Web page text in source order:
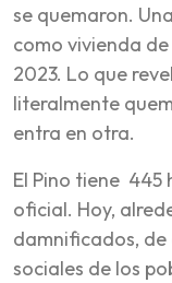
se quemaron.
como vivienda
2023. Lo que
literalmente
entra en otra.
El Pino tiene 445
oficial. Hoy,
damnificados, de
sociales de los